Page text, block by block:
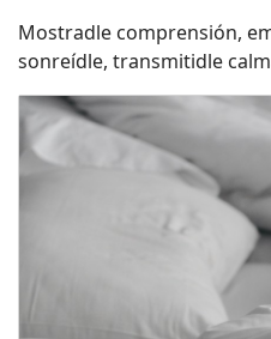
Mostradle comprensión,
sonreídle, transmitidle